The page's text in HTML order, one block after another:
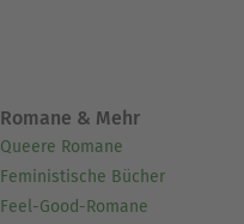
Romane & Mehr
Queere Romane
Feministische Bücher
Feel-Good-Romane